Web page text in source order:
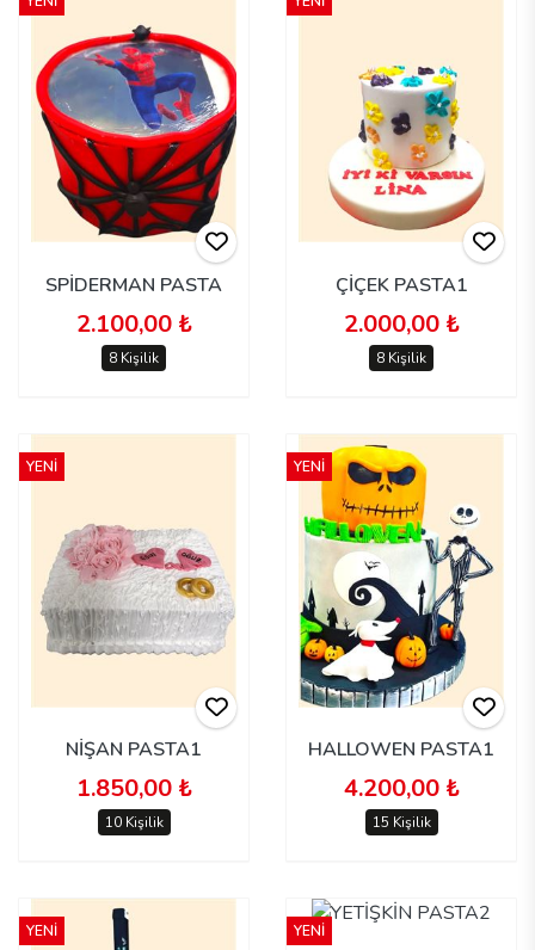
SPİDERMAN PASTA
2.100,00 ₺
8 Kişilik
ÇİÇEK PASTA1
2.000,00 ₺
8 Kişilik
NİŞAN PASTA1
1.850,00 ₺
10 Kişilik
YENİ
HALLOWEN PASTA1
4.200,00 ₺
15 Kişilik
YENİ
YENİ YENİ